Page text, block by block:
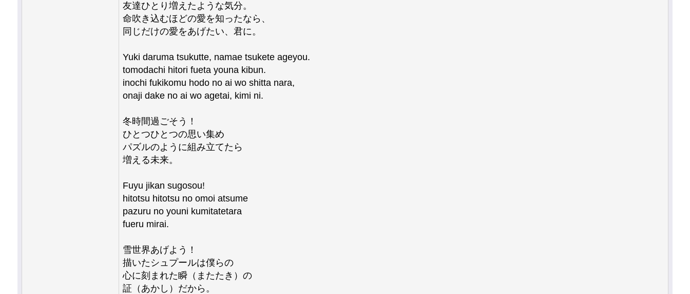
友達ひとり増えたような気分。
命吹き込むほどの愛を知ったなら、
同じだけの愛をあげたい、君に。
Yuki daruma tsukutte, namae tsukete ageyou.
tomodachi hitori fueta youna kibun.
inochi fukikomu hodo no ai wo shitta nara,
onaji dake no ai wo agetai, kimi ni.
冬時間過ごそう！
ひとつひとつの思い集め
パズルのように組み立てたら
増える未来。
Fuyu jikan sugosou!
hitotsu hitotsu no omoi atsume
pazuru no youni kumitatetara
fueru mirai.
雪世界あげよう！
描いたシュプールは僕らの
心に刻まれた瞬（またたき）の
証（あかし）だから。